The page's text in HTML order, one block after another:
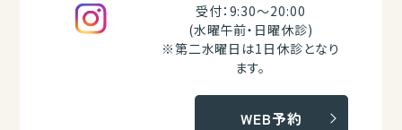
受付：9:30～20:00
(水曜午前・日曜休診)
※第二水曜日は1日休診となり
ます。
WEB予約